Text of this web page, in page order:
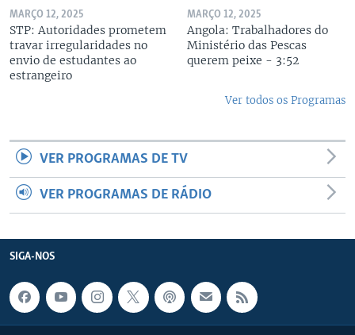
MARÇO 12, 2025
STP: Autoridades prometem
travar irregularidades no
envio de estudantes ao
estrangeiro
MARÇO 12, 2025
Angola: Trabalhadores do
Ministério das Pescas
querem peixe - 3:52
Ver todos os Programas
VER PROGRAMAS DE TV
VER PROGRAMAS DE RÁDIO
SIGA-NOS